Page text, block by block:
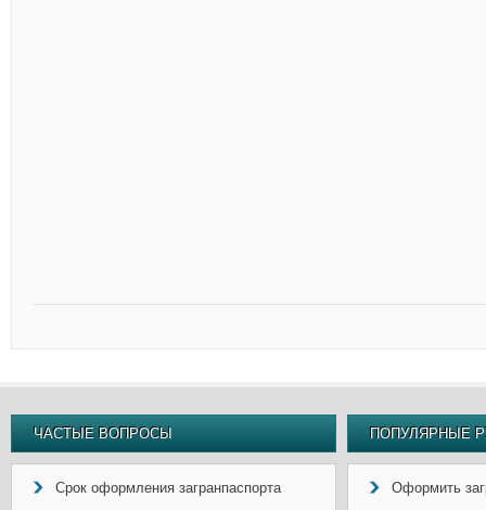
ЧАСТЫЕ ВОПРОСЫ
Срок оформления загранпаспорта
ПОПУЛЯРНЫЕ
Оформить